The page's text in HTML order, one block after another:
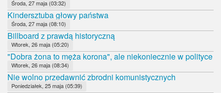
Środa, 27 maja (03:32)
Kindersztuba głowy państwa
Środa, 27 maja (08:10)
Billboard z prawdą historyczną
Wtorek, 26 maja (05:20)
"Dobra żona to męża korona", ale niekoniecznie w polityce
Wtorek, 26 maja (08:34)
Nie wolno przedawnić zbrodni komunistycznych
Poniedziałek, 25 maja (05:39)